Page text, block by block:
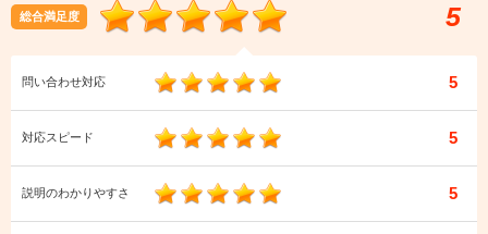
総合満足度 5
問い合わせ対応 5
対応スピード 5
説明のわかりやすさ 5